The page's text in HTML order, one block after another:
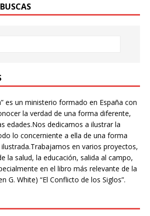
es un ministerio formado en España con
la verdad de una forma diferente,
edades.Nos dedicamos a ilustrar la
lo concerniente a ella de una forma
en varios proyectos,
la salud, la educación, salida al campo,
en el libro más relevante de la
G. White) “El Conflicto de los Siglos”.